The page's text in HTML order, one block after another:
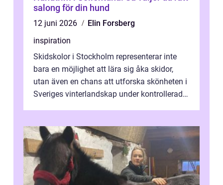
salong för din hund
12 juni 2026
Elin Forsberg
inspiration
Skidskolor i Stockholm representerar inte
bara en möjlighet att lära sig åka skidor,
utan även en chans att utforska skönheten i
Sveriges vinterlandskap under kontrollerade